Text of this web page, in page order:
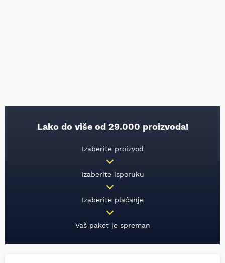
Lako do više od 29.000 proizvoda!
Izaberite proizvod
Izaberite isporuku
Izaberite plaćanje
Vaš paket je spreman